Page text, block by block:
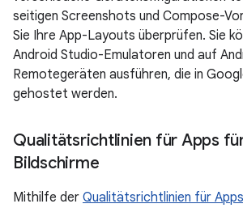
seitigen Screenshots und Compose-
Sie Ihre App-Layouts überprüfen. Sie
Android Studio-Emulatoren und auf
Remotegeräten ausführen, die in
gehostet werden.
Qualitätsrichtlinien für Apps
Bildschirme
Mithilfe der Qualitätsrichtlinien für